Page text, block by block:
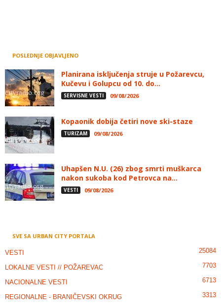
POSLEDNJE OBJAVLJENO
Planirana isključenja struje u Požarevcu,
Kučevu i Golupcu od 10. do...
SERVISNE VESTI 09/08/2026
Kopaonik dobija četiri nove ski-staze
TURIZAM 09/08/2026
Uhapšen N.U. (26) zbog smrti muškarca
nakon sukoba kod Petrovca na...
VESTI 09/08/2026
SVE SA URBAN CITY PORTALA
VESTI 25084
LOKALNE VESTI // POŽAREVAC 7703
NACIONALNE VESTI 6713
REGIONALNE - BRANIČEVSKI OKRUG 3313